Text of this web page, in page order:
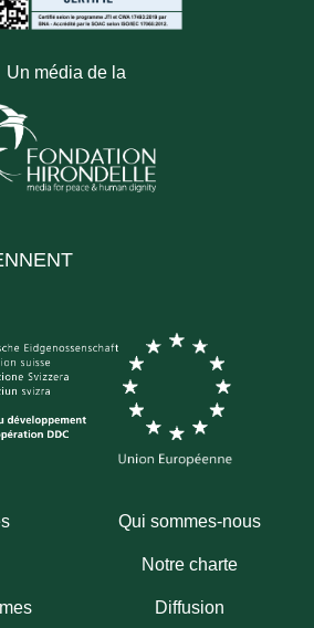
Un média de la
Qui sommes-nous
Notre charte
Diffusion